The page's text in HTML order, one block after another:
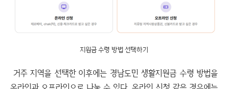
지원금 수령 방법 선택하기
거주 지역을 선택한 이후에는 경남도민 생활지원금 수령 방법을